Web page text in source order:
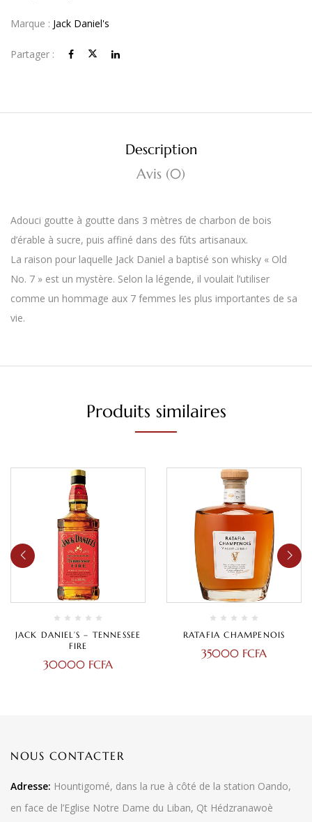
Marque : Jack Daniel's
Partager :
Description
Avis (0)
Adouci goutte à goutte dans 3 mètres de charbon de bois
d’érable à sucre, puis affiné dans des fûts artisanaux.
La raison pour laquelle Jack Daniel a baptisé son whisky « Old
No. 7 » est un mystère. Selon la légende, il voulait l’utiliser
comme un hommage aux 7 femmes les plus importantes de sa
vie.
Produits similaires
JACK DANIEL’S – TENNESSEE
FIRE
30000 FCFA
RATAFIA CHAMPENOIS
35000 FCFA
NOUS CONTACTER
Adresse: Hountigomé, dans la rue à côté de la station Oando,
en face de l’Eglise Notre Dame du Liban, Qt Hédzranawoè